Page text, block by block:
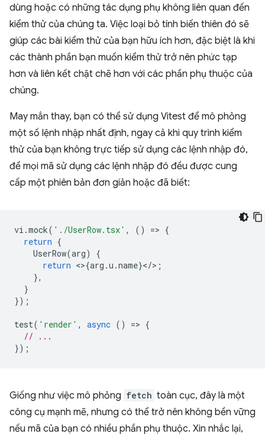
dùng hoặc có những tác dụng phụ không liên quan đến
kiểm thử của chúng ta. Việc loại bỏ tính biến thiên đó sẽ
giúp các bài kiểm thử của bạn hữu ích hơn, đặc biệt là khi
các thành phần bạn muốn kiểm thử trở nên phức tạp
hơn và liên kết chặt chẽ hơn với các phần phụ thuộc của
chúng.
May mắn thay, bạn có thể sử dụng Vitest để mô phỏng
một số lệnh nhập nhất định, ngay cả khi quy trình kiểm
thử của bạn không trực tiếp sử dụng các lệnh nhập đó,
để mọi mã sử dụng các lệnh nhập đó đều được cung
cấp một phiên bản đơn giản hoặc đã biết:
vi .mock( './UserRow.tsx' , () => {
return {
UserRow(arg)
{
return <>{arg .u .name}</> ;
},
}
});
test( 'render' , async () => {
// ...
});
Giống như việc mô phỏng fetch toàn cục, đây là một
công cụ mạnh mẽ, nhưng có thể trở nên không bền vững
nếu mã của bạn có nhiều phần phụ thuộc. Xin nhắc lại,